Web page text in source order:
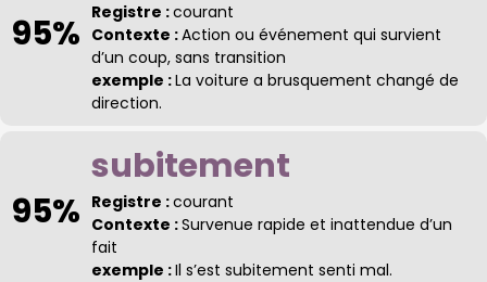
95% Registre :courant
Contexte :Action ou événement qui survient
d’un coup, sans transition
exemple :La voiture a brusquement changé de
direction.
95%
subitement
Registre :courant
Contexte :Survenue rapide et inattendue d’un
fait
exemple :Il s’est subitement senti mal.